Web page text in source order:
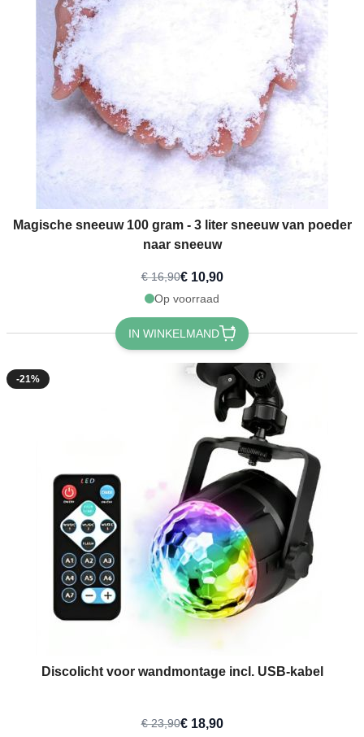
Magische sneeuw 100 gram - 3 liter sneeuw van poeder
naar sneeuw
€ 16,90€ 10,90
Op voorraad
IN WINKELMAND
-21%
Discolicht voor wandmontage incl. USB-kabel
€ 23,90€ 18,90